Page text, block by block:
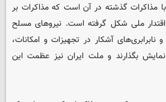
مذاکرات گذشته در آن است که مذاکرات بر
ملی شکل گرفته است. نیروهای مسلح
آشکار در تجهیزات و امکانات،
نمایش بگذارند و ملت ایران نیز عظمت این